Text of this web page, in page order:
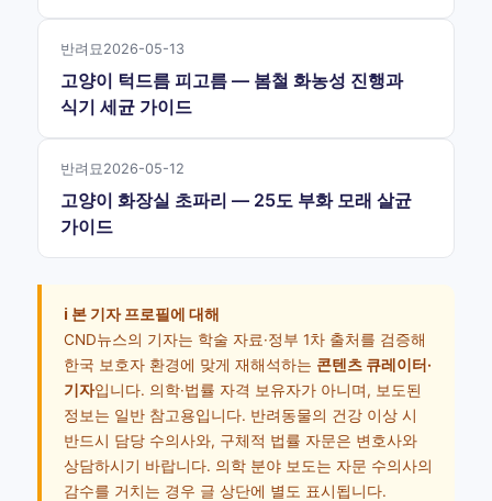
반려묘2026-05-13
고양이 턱드름 피고름 — 봄철 화농성 진행과
식기 세균 가이드
반려묘2026-05-12
고양이 화장실 초파리 — 25도 부화 모래 살균
가이드
ℹ️ 본 기자 프로필에 대해
CND뉴스의 기자는 학술 자료·정부 1차 출처를 검증해
한국 보호자 환경에 맞게 재해석하는 콘텐츠 큐레이터·
기자입니다. 의학·법률 자격 보유자가 아니며, 보도된
정보는 일반 참고용입니다. 반려동물의 건강 이상 시
반드시 담당 수의사와, 구체적 법률 자문은 변호사와
상담하시기 바랍니다. 의학 분야 보도는 자문 수의사의
감수를 거치는 경우 글 상단에 별도 표시됩니다.